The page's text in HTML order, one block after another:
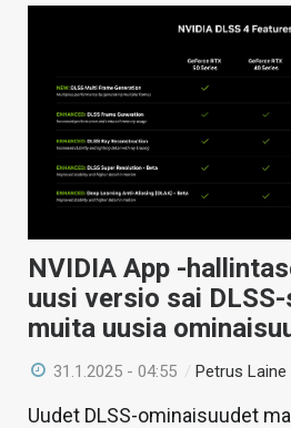
NVIDIA App -
uusi versio sai
muita uusia
31.1.2025 - 04:55 /Petrus Laine
Uudet DLSS-ominaisuudet